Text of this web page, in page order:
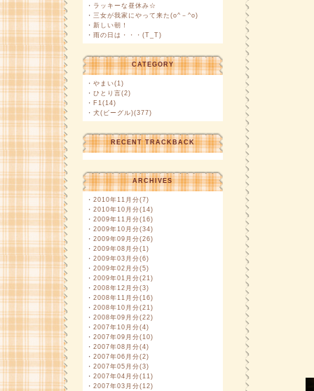
・ ラッキーな昼休み☆
・ 三女が我家にやって来た(o^－^o)
・ 新しい朝！
・ 雨の日は・・・(T_T)
CATEGORY
・ やまい(1)
・ ひとり言(2)
・ F1(14)
・ 犬(ビーグル)(377)
RECENT TRACKBACK
ARCHIVES
・ 2010年11月分(7)
・ 2010年10月分(14)
・ 2009年11月分(16)
・ 2009年10月分(34)
・ 2009年09月分(26)
・ 2009年08月分(1)
・ 2009年03月分(6)
・ 2009年02月分(5)
・ 2009年01月分(21)
・ 2008年12月分(3)
・ 2008年11月分(16)
・ 2008年10月分(21)
・ 2008年09月分(22)
・ 2007年10月分(4)
・ 2007年09月分(10)
・ 2007年08月分(4)
・ 2007年06月分(2)
・ 2007年05月分(3)
・ 2007年04月分(11)
・ 2007年03月分(12)